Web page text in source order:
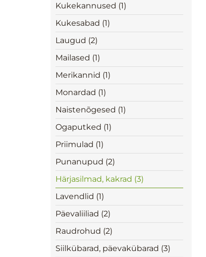
Kukekannused (1)
Kukesabad (1)
Laugud (2)
Mailased (1)
Merikannid (1)
Monardad (1)
Naistenõgesed (1)
Ogaputked (1)
Priimulad (1)
Punanupud (2)
Härjasilmad, kakrad (3)
Lavendlid (1)
Päevaliiliad (2)
Raudrohud (2)
Siilkübarad, päevakübarad (3)